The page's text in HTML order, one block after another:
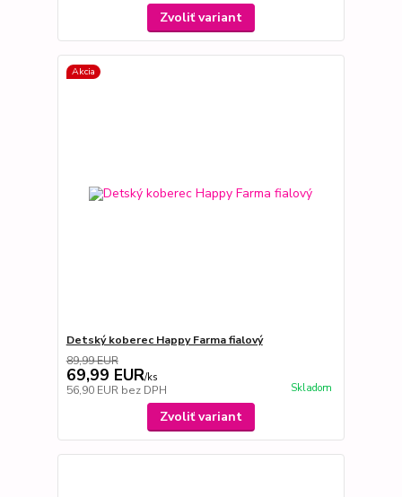
Zvoliť variant
Akcia
Detský koberec Happy Farma fialový
89,99 EUR
69,99 EUR/ks
56,90 EUR bez DPH Skladom
Zvoliť variant